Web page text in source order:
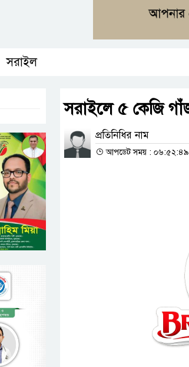
সরাইল
সরাইলে ৫ কেজি
প্রতিনিধির নাম
আপডেট সময় : ০৬:৫২:৪৯